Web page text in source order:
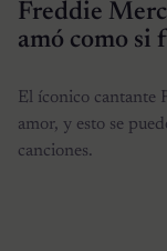
Freddie
amó como si
El íconico cantante
amor, y esto se
canciones.